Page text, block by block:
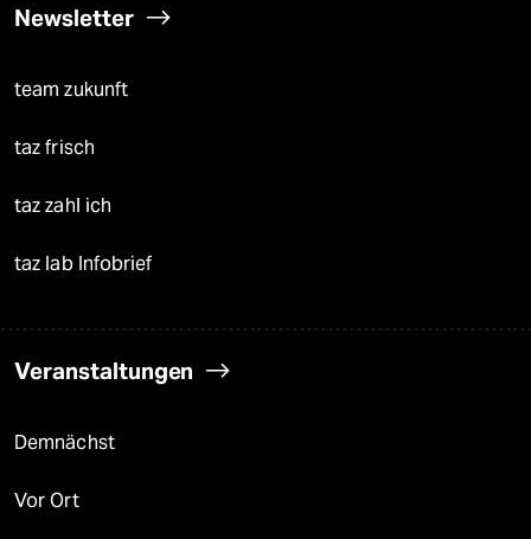
Newsletter
team zukunft
taz frisch
taz zahl ich
taz lab Infobrief
Veranstaltungen
Demnächst
Vor Ort